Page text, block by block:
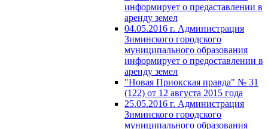
информирует о предаставлении в
аренду земел
04.05.2016 г. Администрация
Зиминского городского
муниципального образования
информирует о предоставлении в
аренду земел
"Новая Приокская правда" № 31
(122) от 12 августа 2015 года
25.05.2016 г. Администрация
Зиминского городского
муниципального образования